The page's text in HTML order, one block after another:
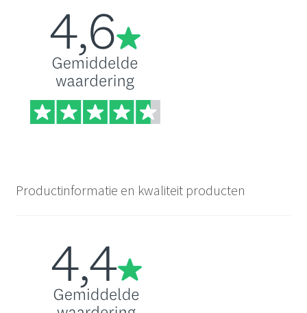
Productinformatie en kwaliteit producten